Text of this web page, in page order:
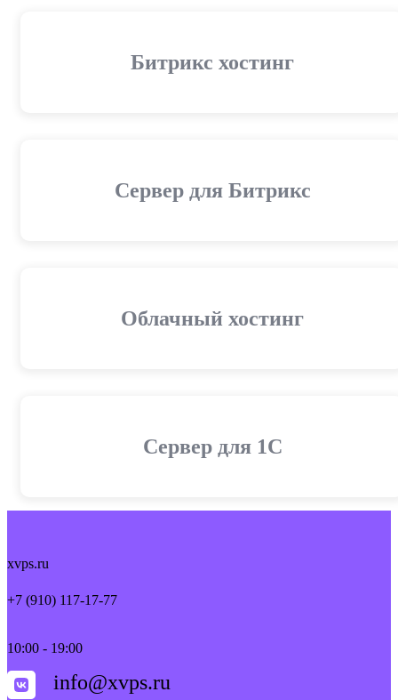
Битрикс хостинг
Сервер для Битрикс
Облачный хостинг
Cервер для 1С
xvps.ru
+7 (910) 117-17-77
10:00 - 19:00
info@xvps.ru